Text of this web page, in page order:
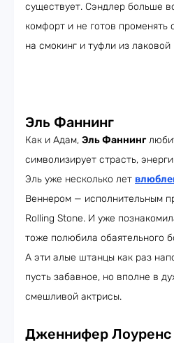
существует. Сэндлер больше
комфорт и не готов променять
на смокинг и туфли из лаковой
Эль Фаннинг
Как и Адам, Эль Фаннинг
символизирует страсть,
Эль уже несколько лет
Веннером — исполнительным
Rolling Stone. И уже
тоже полюбила обаятельного
А эти алые штанцы как раз
пусть забавное, но вполне в
смешливой актрисы.
Дженнифер Лоуренс